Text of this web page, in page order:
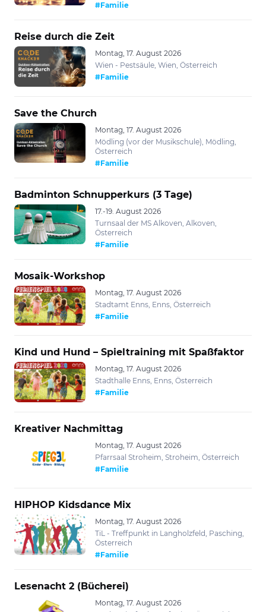
#Familie
Reise durch die Zeit
Montag, 17. August 2026
Wien - Pestsäule, Wien, Österreich
#Familie
Save the Church
Montag, 17. August 2026
Mödling (vor der Musikschule), Mödling,
Österreich
#Familie
Badminton Schnupperkurs (3 Tage)
17.-19. August 2026
Turnsaal der MS Alkoven, Alkoven,
Österreich
#Familie
Mosaik-Workshop
Montag, 17. August 2026
Stadtamt Enns, Enns, Österreich
#Familie
Kind und Hund – Spieltraining mit Spaßfaktor
Montag, 17. August 2026
Stadthalle Enns, Enns, Österreich
#Familie
Kreativer Nachmittag
Montag, 17. August 2026
Pfarrsaal Stroheim, Stroheim, Österreich
#Familie
HIPHOP Kidsdance Mix
Montag, 17. August 2026
TiL - Treffpunkt in Langholzfeld, Pasching,
Österreich
#Familie
Lesenacht 2 (Bücherei)
Montag, 17. August 2026